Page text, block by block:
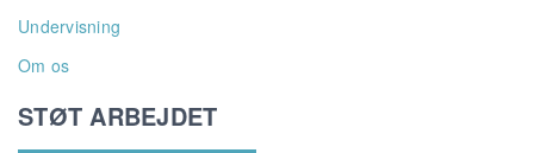
Undervisning
Om os
STØT ARBEJDET